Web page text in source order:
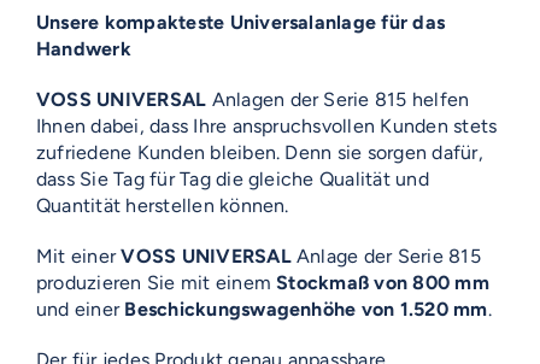
Unsere kompakteste Universalanlage für das
Handwerk
VOSS UNIVERSAL Anlagen der Serie 815 helfen
Ihnen dabei, dass Ihre anspruchsvollen Kunden stets
zufriedene Kunden bleiben. Denn sie sorgen dafür,
dass Sie Tag für Tag die gleiche Qualität und
Quantität herstellen können.
Mit einerVOSS UNIVERSALAnlage der Serie 815
produzieren Sie mit einemStockmaß von 800 mm
und einer Beschickungswagenhöhe von 1.520 mm.
Der für jedes Produkt genau anpassbare